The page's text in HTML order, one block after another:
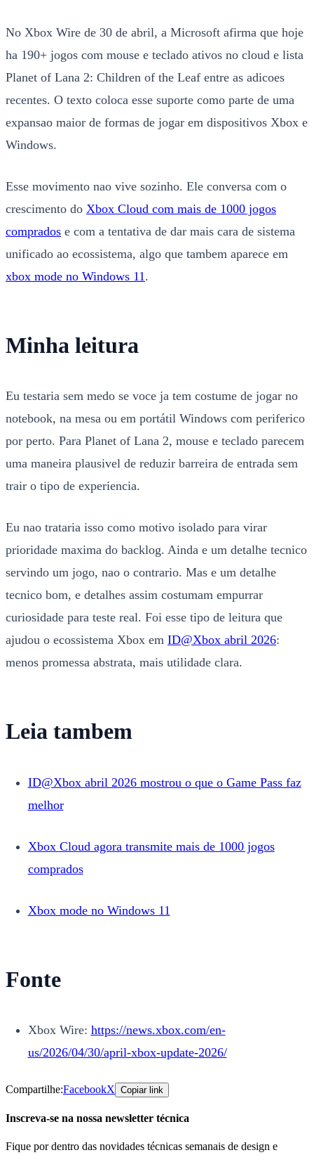
No Xbox Wire de 30 de abril, a Microsoft afirma que hoje
ha 190+ jogos com mouse e teclado ativos no cloud e lista
Planet of Lana 2: Children of the Leaf entre as adicoes
recentes. O texto coloca esse suporte como parte de uma
expansao maior de formas de jogar em dispositivos Xbox e
Windows.
Esse movimento nao vive sozinho. Ele conversa com o
crescimento do Xbox Cloud com mais de 1000 jogos
comprados e com a tentativa de dar mais cara de sistema
unificado ao ecossistema, algo que tambem aparece em
xbox mode no Windows 11 .
Minha leitura
Eu testaria sem medo se voce ja tem costume de jogar no
notebook, na mesa ou em portátil Windows com periferico
por perto. Para Planet of Lana 2, mouse e teclado parecem
uma maneira plausivel de reduzir barreira de entrada sem
trair o tipo de experiencia.
Eu nao trataria isso como motivo isolado para virar
prioridade maxima do backlog. Ainda e um detalhe tecnico
servindo um jogo, nao o contrario. Mas e um detalhe
tecnico bom, e detalhes assim costumam empurrar
curiosidade para teste real. Foi esse tipo de leitura que
ajudou o ecossistema Xbox em ID@Xbox abril 2026:
menos promessa abstrata, mais utilidade clara.
Leia tambem
ID@Xbox abril 2026 mostrou o que o Game Pass faz
melhor
Xbox Cloud agora transmite mais de 1000 jogos
comprados
Xbox mode no Windows 11
Fonte
Xbox Wire: https://news.xbox.com/en-
us/2026/04/30/april-xbox-update-2026/
Compartilhe:FacebookX Copiar link
Inscreva-se na nossa newsletter técnica
Fique por dentro das novidades técnicas semanais de design e